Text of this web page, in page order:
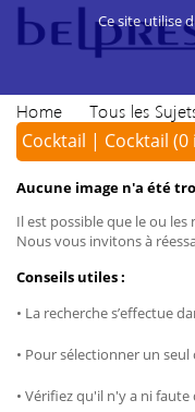
Home Tous les
Cocktail | Cocktail (0
Aucune image n'a été
Il est possible que le ou
Nous vous invitons à
Conseils utiles :
• La recherche s’effectue
• Pour sélectionner un
• Vérifiez qu'il n'y a ni
Ce site utilise